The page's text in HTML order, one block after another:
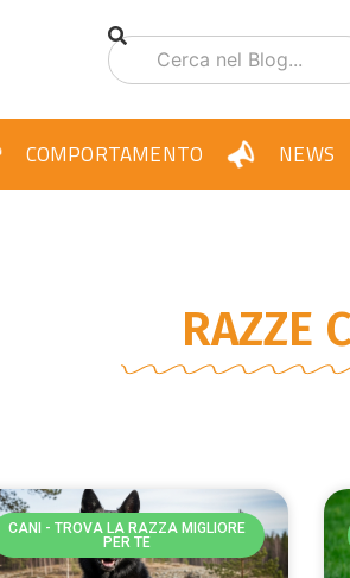
COMPORTAMENTO NEWS
RAZZE
CANI - TROVA LA RAZZA MIGLIORE
PER TE